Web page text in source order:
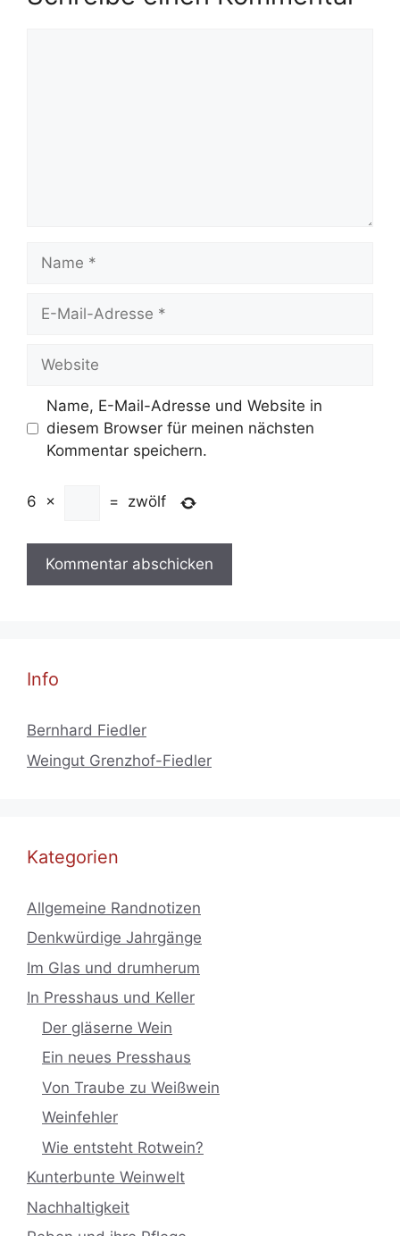
Name
Website
Name, E-Mail-Adresse und Website in
diesem Browser für meinen nächsten
Kommentar speichern.
6 × = zwölf
Info
Bernhard Fiedler
Weingut Grenzhof-Fiedler
Kategorien
Allgemeine Randnotizen
Denkwürdige Jahrgänge
Im Glas und drumherum
In Presshaus und Keller
Der gläserne Wein
Ein neues Presshaus
Von Traube zu Weißwein
Weinfehler
Wie entsteht Rotwein?
Kunterbunte Weinwelt
Nachhaltigkeit